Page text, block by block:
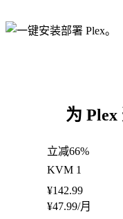
为 Plex
立减66%
KVM 1
¥142.99
¥47.99/月